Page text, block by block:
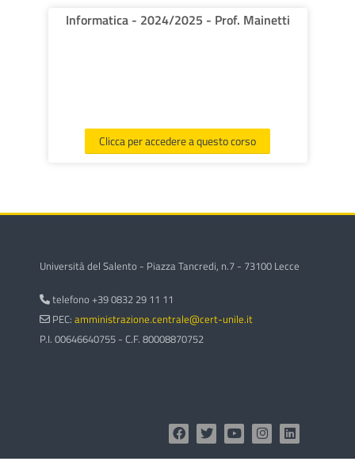
Informatica - 2024/2025 - Prof. Mainetti
Clicca per accedere a questo corso
Università del Salento - Piazza Tancredi, n.7 - 73100 Lecce
telefono +39 0832 29 11 11
PEC: amministrazione.centrale@cert-unile.it
P.I. 00646640755 - C.F. 80008870752